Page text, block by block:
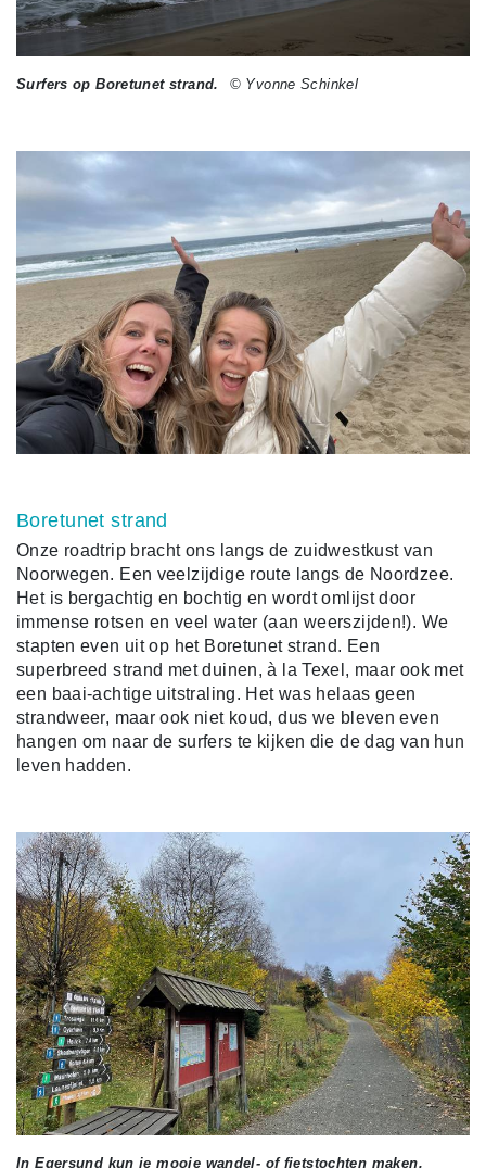
Surfers op Boretunet strand. © Yvonne Schinkel
Boretunet strand
Onze roadtrip bracht ons langs de zuidwestkust van
Noorwegen. Een veelzijdige route langs de Noordzee.
Het is bergachtig en bochtig en wordt omlijst door
immense rotsen en veel water (aan weerszijden!). We
stapten even uit op het Boretunet strand. Een
superbreed strand met duinen, à la Texel, maar ook met
een baai-achtige uitstraling. Het was helaas geen
strandweer, maar ook niet koud, dus we bleven even
hangen om naar de surfers te kijken die de dag van hun
leven hadden.
In Egersund kun je mooie wandel- of fietstochten maken.